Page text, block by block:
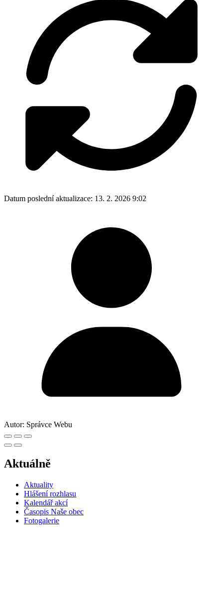
Datum poslední aktualizace: 13. 2. 2026 9:02
Autor: Správce Webu
Aktuálně
Aktuality
Hlášení rozhlasu
Kalendář akcí
Časopis Naše obec
Fotogalerie